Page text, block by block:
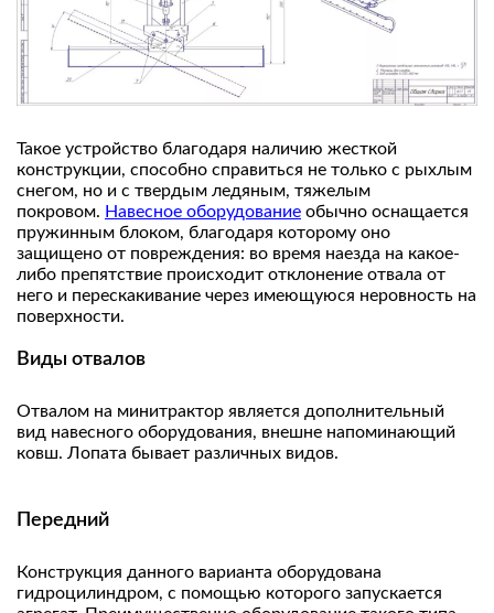
Такое устройство благодаря наличию жесткой
конструкции, способно справиться не только с рыхлым
снегом, но и с твердым ледяным, тяжелым
покровом. Навесное оборудование обычно оснащается
пружинным блоком, благодаря которому оно
защищено от повреждения: во время наезда на какое-
либо препятствие происходит отклонение отвала от
него и перескакивание через имеющуюся неровность на
поверхности.
Виды отвалов
Отвалом на минитрактор является дополнительный
вид навесного оборудования, внешне напоминающий
ковш. Лопата бывает различных видов.
Передний
Конструкция данного варианта оборудована
гидроцилиндром, с помощью которого запускается